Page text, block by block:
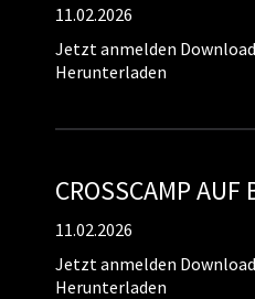
11.02.2026
Jetzt anmelden
Herunterladen
CROSSCAMP AUF
11.02.2026
Jetzt anmelden
Herunterladen